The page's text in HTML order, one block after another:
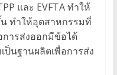
และ EVFTA ทำให้
ทำให้อุตสาหกรรมที่
การส่งออกมีข้อได้
ป็นฐานผลิตเพื่อการส่ง